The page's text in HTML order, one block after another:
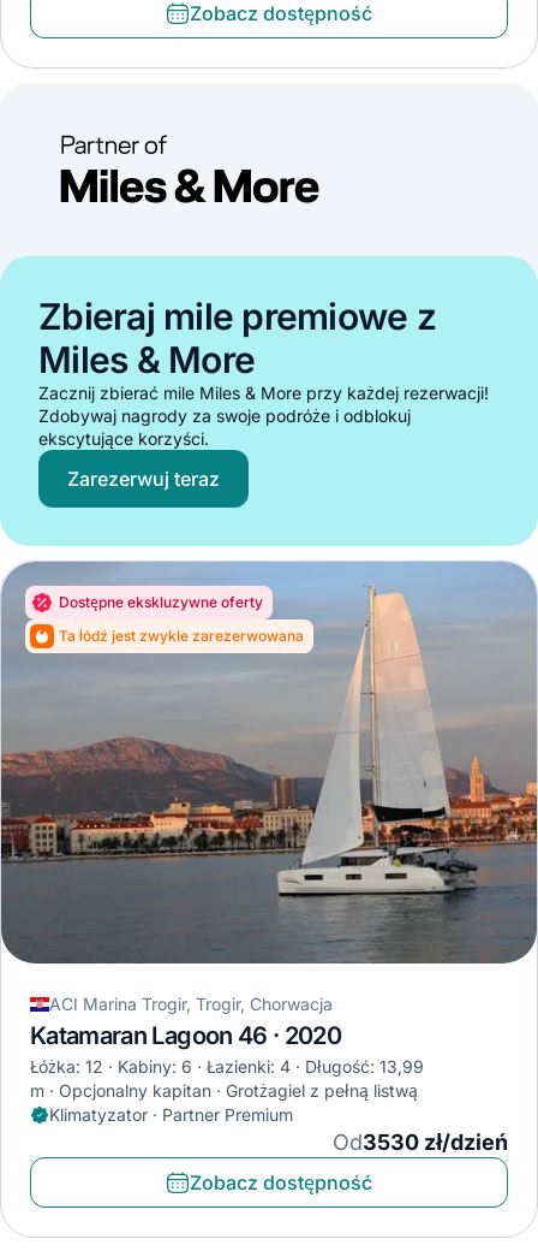
Zobacz dostępność
Zbieraj mile premiowe z
Miles & More
Zacznij zbierać mile Miles & More przy każdej rezerwacji!
Zdobywaj nagrody za swoje podróże i odblokuj
ekscytujące korzyści.
Zarezerwuj teraz
Dostępne ekskluzywne oferty
Ta łódź jest zwykle zarezerwowana
ACI Marina Trogir, Trogir, Chorwacja
Katamaran Lagoon 46 · 2020
Łóżka: 12 Kabiny: 6 Łazienki: 4
Długość: 13,99
m
Opcjonalny kapitan
Grotżagiel z pełną listwą
Klimatyzator · Partner Premium
Od3530 zł/dzień
Zobacz dostępność